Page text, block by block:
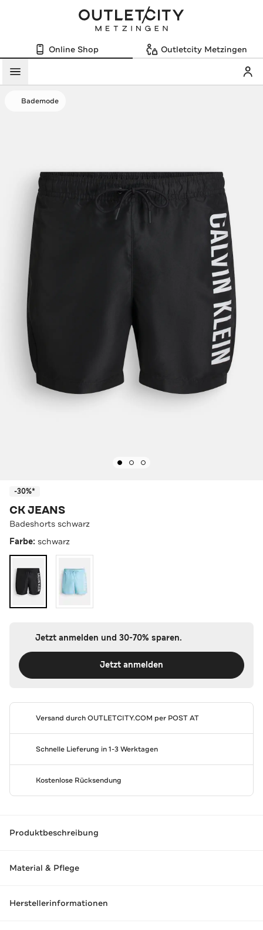
Online Shop Outletcity Metzingen
Menü
Bademode
-30%*
CK JEANS
Badeshorts schwarz
Farbe: schwarz
Jetzt anmelden und 30-70% sparen.
Jetzt anmelden
Versand durchOUTLETCITY.COM per POST AT
Schnelle Lieferung in 1-3 Werktagen
Kostenlose Rücksendung
Produktbeschreibung
Material & Pflege
Herstellerinformationen